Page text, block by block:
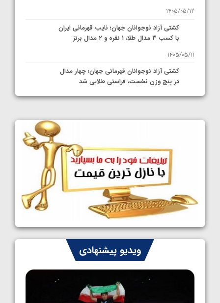
1405/05/12
کشتی آزاد نوجوانان جهان؛ نایب قهرمانی ایران
با کسب ۳ مدال طلا، ۱ نقره و ۲ مدال برنز
1405/05/11
کشتی آزاد نوجوانان قهرمانی جهان؛ چهار مدال
در پنج وزن نخست، فراستی طلایی شد
1405/05/11
کشتی آزاد نوجوانان جهان؛ رقبای نمایندگان
ایران مشخص شدند
1405/05/08
کشتی فرنگی نوجوانان جهان؛ سکوی تیمی
سوم برای ایران
1405/05/07
ایران چشم به راه چهار مدال در پنج وزن دوم
کشتی فرنگی نوجوانان جهان
1405/05/06
ویدیو پیشنهادی